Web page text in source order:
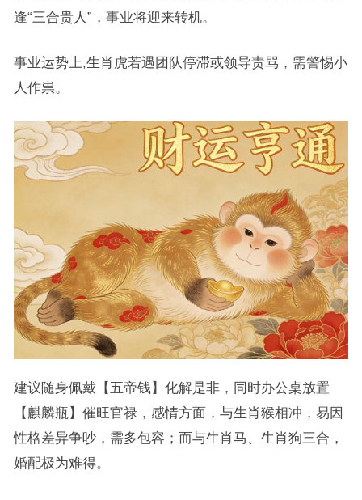
逢“三合贵人”，事业将迎来转机。
事业运势上,生肖虎若遇团队停滞或领导责骂，需警惕小
人作祟。
建议随身佩戴【五帝钱】化解是非，同时办公桌放置
【麒麟瓶】催旺官禄，感情方面，与生肖猴相冲，易因
性格差异争吵，需多包容；而与生肖马、生肖狗三合，
婚配极为难得。